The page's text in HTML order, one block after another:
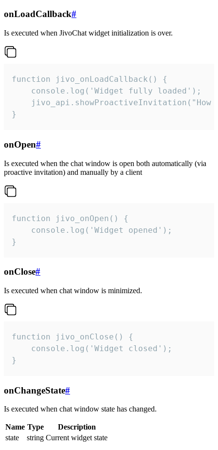
onLoadCallback#
Is executed when JivoChat widget initialization is over.
function jivo_onLoadCallback() {
    console.log('Widget fully loaded');
jivo_api.showProactiveInvitation("How
}
onOpen#
Is executed when the chat window is open both automatically (via
proactive invitation) and manually by a client
function jivo_onOpen() {
    console.log('Widget opened');
}
onClose#
Is executed when chat window is minimized.
function jivo_onClose() {
    console.log('Widget closed');
}
onChangeState#
Is executed when chat window state has changed.
Name Type
Description
state
string Current widget state